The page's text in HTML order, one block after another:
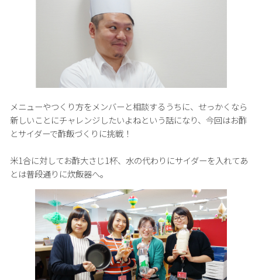
メニューやつくり方をメンバーと相談するうちに、せっかくなら
新しいことにチャレンジしたいよねという話になり、今回はお酢
とサイダーで酢飯づくりに挑戦！
米1合に対してお酢大さじ1杯、水の代わりにサイダーを入れてあ
とは普段通りに炊飯器へ。